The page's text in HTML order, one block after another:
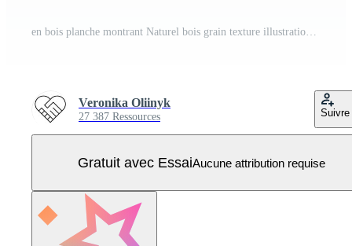
en bois planche montrant Naturel bois grain texture illustration Vecteur Pro
Veronika Oliinyk
27 387 Ressources Suivre
Gratuit avec EssaiAucune attribution requise